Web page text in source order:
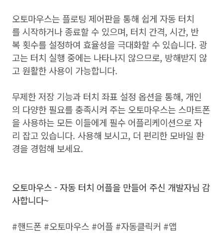
오토마우스는 플로팅 제어판을 통해 쉽게 자동 터치
를 시작하거나 종료할 수 있으며, 터치 간격, 시간, 반
복 횟수를 설정하여 효율성을 극대화할 수 있습니다. 광
고는 터치 실행 중에는 나타나지 않으므로, 방해받지 않
고 원활한 사용이 가능합니다.
무제한 저장 기능과 터치 좌표 설정 옵션을 통해, 개인
의 다양한 필요를 충족시켜 주는 오토마우스는 스마트폰
을 사용하는 모든 이들에게 필수 어플리케이션으로 자
리 잡고 있습니다. 사용해 보시고, 더 편리한 모바일 환
경을 경험해 보세요.
오토마우스 - 자동 터치 어플을 만들어 주신 개발자님 감
사합니다~
#핸드폰 #오토마우스 #어플 #자동클릭커 #앱